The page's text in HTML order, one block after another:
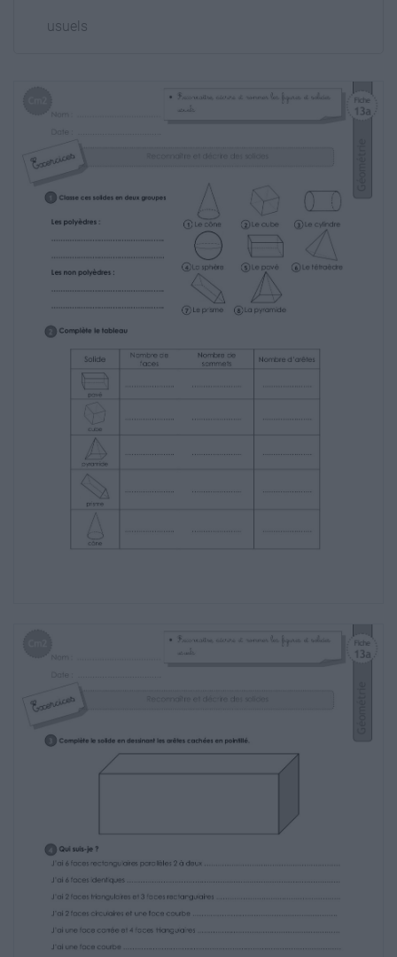
usuels
Géométrie
Date : …………………………….
Reconnaître et décrire des solides
1 Classe ces solides en deux groupes
Les polyèdres :
1 Le cône
2 Le cube
4 La sphère
5 Le pavé
6 Le tétraèdre
7 Le prisme
8 La pyramide
faces
Nombre de
………………….
………………….
………………….